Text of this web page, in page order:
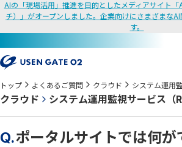
AIの「現場活用」推進を目的としたメディアサイト
チ）」がオープンしました。企業向けにさまざまな
す。
トップ よくあるご質問 クラウド システム運用
クラウド システム運用監視サービス（
Q.ポータルサイトでは何が